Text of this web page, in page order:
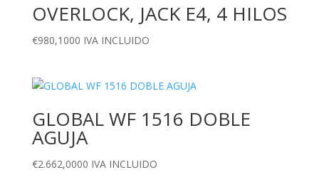
OVERLOCK, JACK E4, 4 HILOS
€980,1000 IVA INCLUIDO
GLOBAL WF 1516 DOBLE
AGUJA
€2.662,0000 IVA INCLUIDO